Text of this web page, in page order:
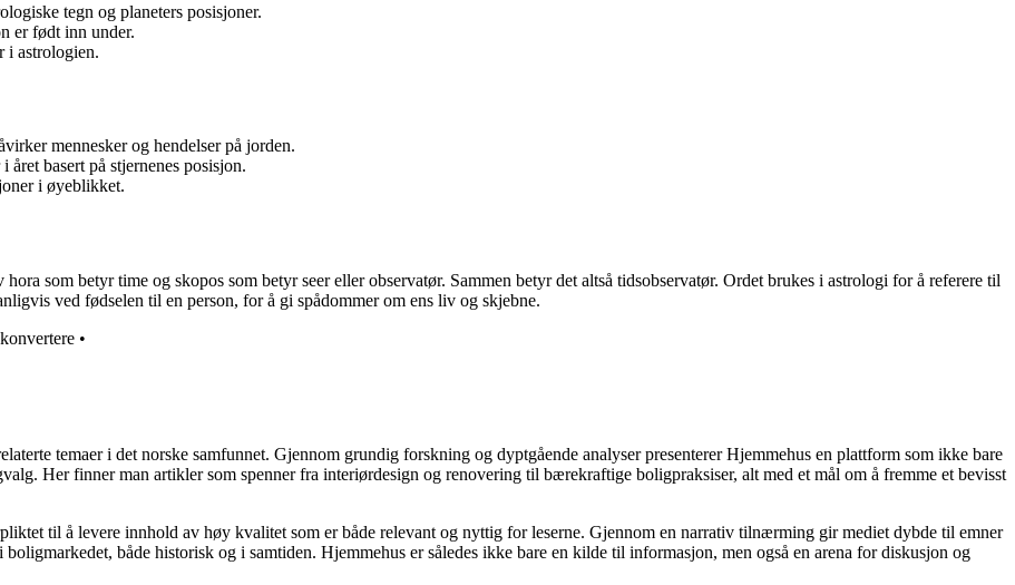
tegn og planeters posisjoner.
er født inn under.
i astrologien.
mennesker og hendelser på jorden.
basert på stjernenes posisjon.
i øyeblikket.
som betyr time og skopos som betyr seer eller observatør. Sammen betyr det altså tidsobservatør. Ordet brukes i astrologi for å referere til
ved fødselen til en person, for å gi spådommer om ens liv og skjebne.
konvertere •
temaer i det norske samfunnet. Gjennom grundig forskning og dyptgående analyser presenterer Hjemmehus en plattform som ikke bare
Her finner man artikler som spenner fra interiørdesign og renovering til bærekraftige boligpraksiser, alt med et mål om å fremme et bevisst
til å levere innhold av høy kvalitet som er både relevant og nyttig for leserne. Gjennom en narrativ tilnærming gir mediet dybde til emner
både historisk og i samtiden. Hjemmehus er således ikke bare en kilde til informasjon, men også en arena for diskusjon og